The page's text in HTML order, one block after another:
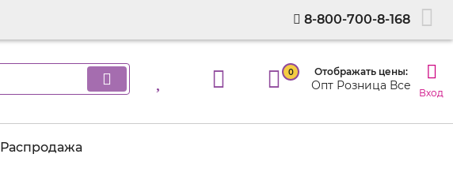
8-800-700-8-168
0 Отображать цены:
Опт Розница Все Вход
Распродажа